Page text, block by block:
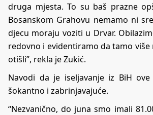
druga mjesta. To su baš prazne
Bosanskom Grahovu nemamo ni
djecu moraju voziti u Drvar.
redovno i evidentiramo da tamo više
otišli”, rekla je Zukić.
Navodi da je iseljavanje iz BiH
šokantno i zabrinjavajuće.
“Nezvanično, do juna smo imali